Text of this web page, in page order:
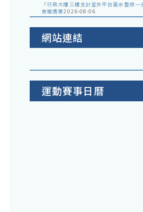
「行政大樓三樓主計室外平台漏水整修
商報價單2026-08-06
網站連結
運動賽事日曆